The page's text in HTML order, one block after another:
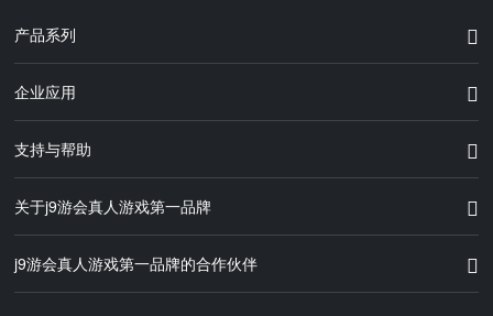
产品系列
企业应用
支持与帮助
关于j9游会真人游戏第一品牌
j9游会真人游戏第一品牌的合作伙伴